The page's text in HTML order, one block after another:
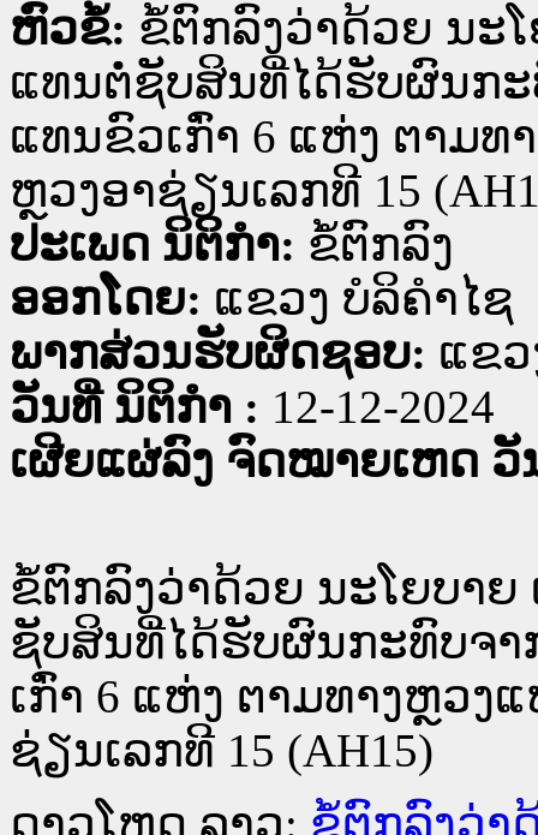
ຫົວຂໍ້: ຂໍ້ຕົກລົງວ່າດ້ວຍ ນະ
ແທນຕໍ່ຊັບສິນທີ່ໄດ້ຮັບຜົນກ
ແທນຂົວເກົ່າ 6 ແຫ່ງ ຕາມທ
ຫຼວງອາຊ່ຽນເລກທີ 15
ປະເພດ ນິຕິກໍາ: ຂໍ້ຕົກລົງ
ອອກໂດຍ: ແຂວງ ບໍລິຄໍາໄຊ
ພາກສ່ວນຮັບຜິດຊອບ: ແຂວ
ວັນທີ່ ນິຕິກໍາ : 12-12-2024
ເຜີຍແຜ່ລົງ ຈົດໝາຍເຫດ ວັ
ຂໍ້ຕົກລົງວ່າດ້ວຍ ນະໂຍບາ
ຊັບສິນທີ່ໄດ້ຮັບຜົນກະທົບຈ
ເກົ່າ 6 ແຫ່ງ ຕາມທາງຫຼວງ
ຊ່ຽນເລກທີ 15 (AH15)
ດາວໂຫຼດ ລາວ: ຂໍ້ຕົກລົງວ່າ